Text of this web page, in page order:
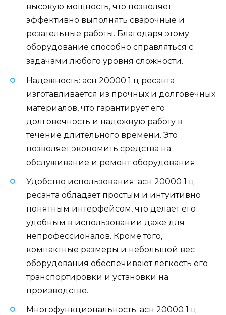
высокую мощность, что позволяет
эффективно выполнять сварочные и
резательные работы. Благодаря этому
оборудование способно справляться с
задачами любого уровня сложности.
Надежность: асн 20000 1 ц ресанта
изготавливается из прочных и долговечных
материалов, что гарантирует его
долговечность и надежную работу в
течение длительного времени. Это
позволяет экономить средства на
обслуживание и ремонт оборудования.
Удобство использования: асн 20000 1 ц
ресанта обладает простым и интуитивно
понятным интерфейсом, что делает его
удобным в использовании даже для
непрофессионалов. Кроме того,
компактные размеры и небольшой вес
оборудования обеспечивают легкость его
транспортировки и установки на
производстве.
Многофункциональность: асн 20000 1 ц